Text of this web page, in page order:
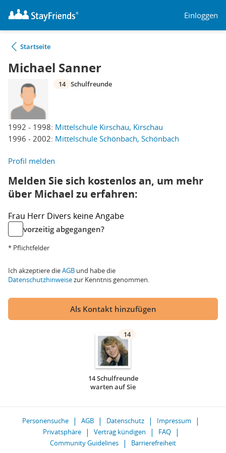
Einloggen
Startseite
Michael Sanner
1992 - 1998: Mittelschule Kirschau, Kirschau
1996 - 2002: Mittelschule Schönbach, Schönbach
14 Schulfreunde
Profil melden
Melden Sie sich kostenlos an, um mehr
über Michael zu erfahren:
Frau Herr Divers keine Angabe
vorzeitig abgegangen?
* Pflichtfelder
Ich akzeptiere dieAGB und habe die
Datenschutzhinweisezur Kenntnis genommen.
Als Kontakt hinzufügen
14
14 Schulfreunde
warten auf Sie
Personensuche AGB Datenschutz
Impressum
Privatsphäre
Vertrag kündigen
FAQ
Community Guidelines
Barrierefreiheit